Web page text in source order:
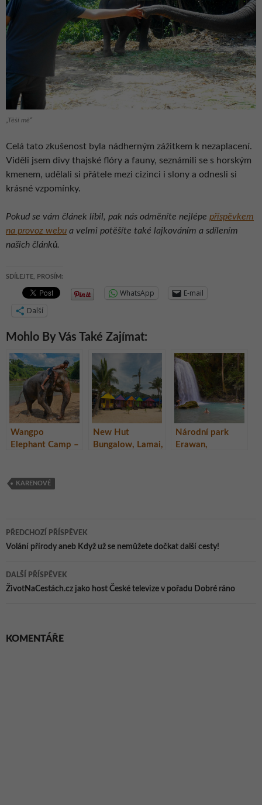
„Těší mě“
Celá tato zkušenost byla nádherným zážitkem k nezaplacení.
Viděli jsem divy thajské flóry a fauny, seznámili se s horským
kmenem, udělali si přátele mezi cizinci i slony a odnesli si
krásné vzpomínky.
Pokud se vám článek líbil, pak nás odměníte nejlépe příspěvkem
na provoz webu a velmi potěšíte také lajkováním a sdílením
našich článků.
SDÍLEJTE, PROSÍM:
WhatsApp
E-mail
Další
Mohlo By Vás Také Zajímat:
Wangpo
Elephant Camp –
Kanchanaburi,
New Hut
Bungalow, Lamai,
Národní park
Erawan,
KARENOVÉ
Navigace
pro
příspěvky
PŘEDCHOZÍ PŘÍSPĚVEK
Volání přírody aneb Když už se nemůžete dočkat další cesty!
DALŠÍ PŘÍSPĚVEK
ŽivotNaCestách.cz jako host České televize v pořadu Dobré ráno
KOMENTÁŘE